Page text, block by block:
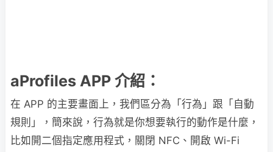
aProfiles APP 介紹：
在 APP 的主要畫面上，我們區分為「行為」跟「自動
規則」，簡來說，行為就是你想要執行的動作是什麼，
比如開二個指定應用程式，關閉 NFC、開啟 Wi-Fi